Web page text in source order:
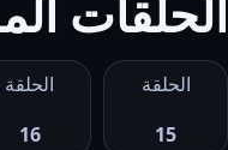
الحلقات
الحلقة
15
الحلقة
16